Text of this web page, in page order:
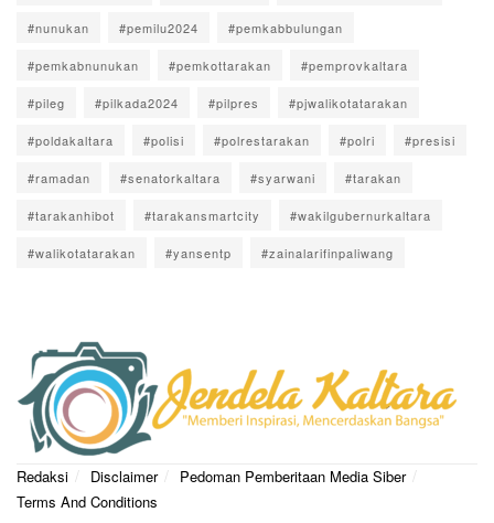
#nunukan #pemilu2024 #pemkabbulungan
#pemkabnunukan #pemkottarakan #pemprovkaltara
#pileg #pilkada2024 #pilpres #pjwalikotatarakan
#poldakaltara #polisi #polrestarakan #polri #presisi
#ramadan #senatorkaltara #syarwani #tarakan
#tarakanhibot #tarakansmartcity #wakilgubernurkaltara
#walikotatarakan #yansentp #zainalarifinpaliwang
Redaksi Disclaimer
Pedoman Pemberitaan Media Siber
Terms And Conditions